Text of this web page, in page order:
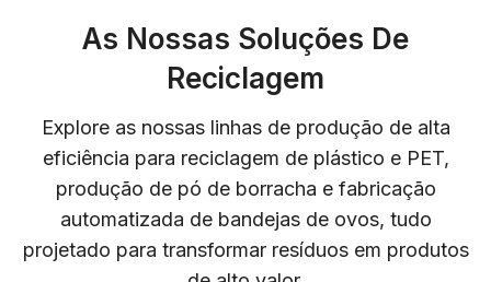
As Nossas Soluções De
Reciclagem
Explore as nossas linhas de produção de alta
eficiência para reciclagem de plástico e PET,
produção de pó de borracha e fabricação
automatizada de bandejas de ovos, tudo
projetado para transformar resíduos em produtos